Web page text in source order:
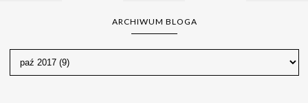
ARCHIWUM BLOGA